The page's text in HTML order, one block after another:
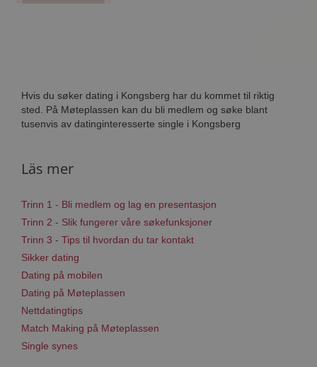
Hvis du søker dating i Kongsberg har du kommet til riktig
sted. På Møteplassen kan du bli medlem og søke blant
tusenvis av datinginteresserte single i Kongsberg
Läs mer
Trinn 1 - Bli medlem og lag en presentasjon
Trinn 2 - Slik fungerer våre søkefunksjoner
Trinn 3 - Tips til hvordan du tar kontakt
Sikker dating
Dating på mobilen
Dating på Møteplassen
Nettdatingtips
Match Making på Møteplassen
Single synes